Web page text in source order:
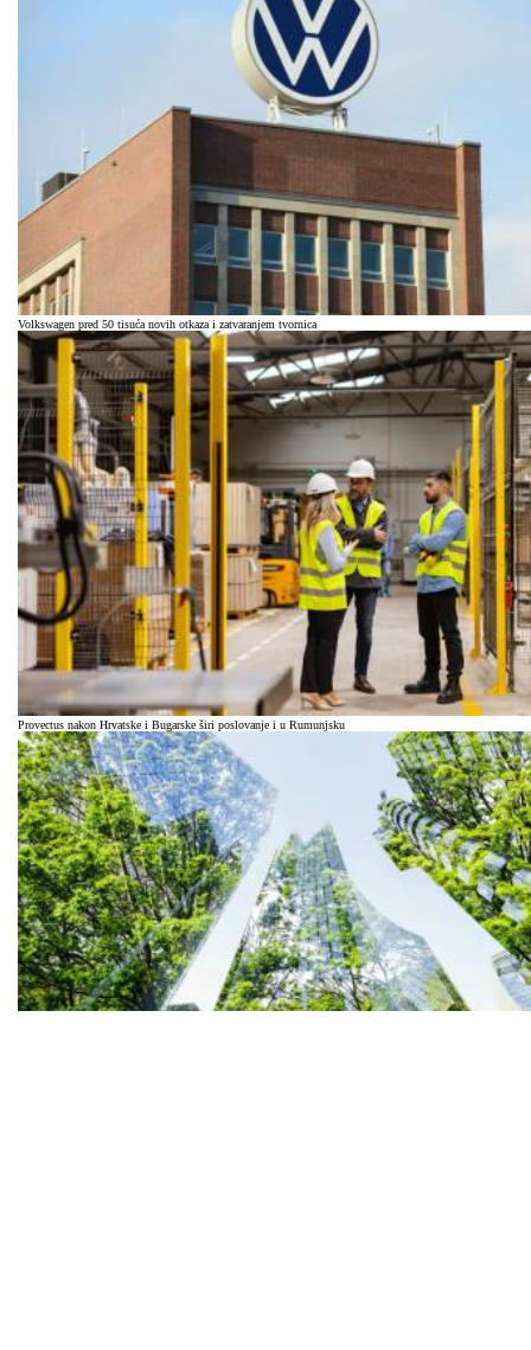
Volkswagen pred 50 tisuća novih otkaza i zatvaranjem tvornica
Provectus nakon Hrvatske i Bugarske širi poslovanje i u Rumunjsku